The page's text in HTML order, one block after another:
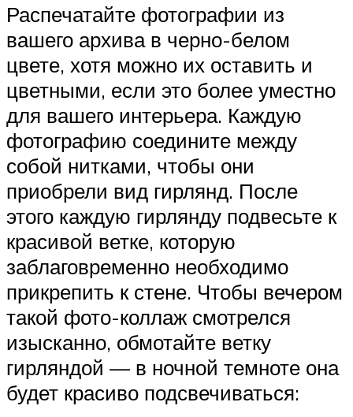
Распечатайте фотографии из
вашего архива в черно-белом
цвете, хотя можно их оставить и
цветными, если это более уместно
для вашего интерьера. Каждую
фотографию соедините между
собой нитками, чтобы они
приобрели вид гирлянд. После
этого каждую гирлянду подвесьте к
красивой ветке, которую
заблаговременно необходимо
прикрепить к стене. Чтобы вечером
такой фото-коллаж смотрелся
изысканно, обмотайте ветку
гирляндой — в ночной темноте она
будет красиво подсвечиваться: